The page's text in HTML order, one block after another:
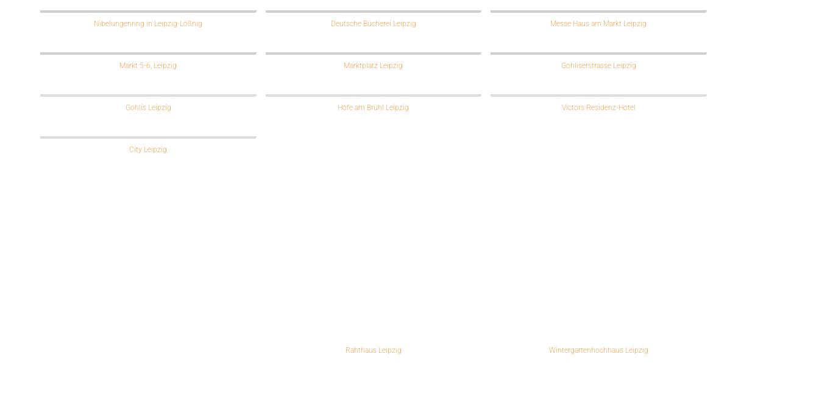
Nibelungenring in Leipzig-Lößnig Deutsche Bücherei Leipzig Messe Haus am Markt Leipzig
Markt 5-6, Leipzig Marktplatz Leipzig Gohliserstrasse Leipzig
Gohlis Leipzig Höfe am Brühl Leipzig Victors Residenz-Hotel
City Leipzig